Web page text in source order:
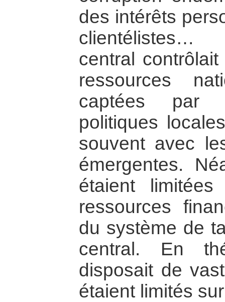
des intérêts
clientélistes…
central contrôlait
ressources
captées par
politiques
souvent avec
émergentes.
étaient
ressources
du système de
central. En
disposait de
étaient limités